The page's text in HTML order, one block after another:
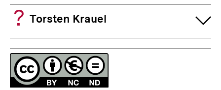
Torsten Krauel
Fussnoten
Lizenz